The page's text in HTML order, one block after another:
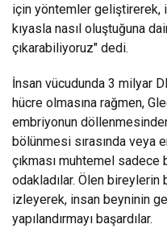
için yöntemler geliştirerek,
kıyasla nasıl oluştuğuna
çıkarabiliyoruz" dedi.
İnsan vücudunda 3 milyar
hücre olmasına rağmen,
embriyonun
bölünmesi sırasında veya
çıkması muhtemel
odakladılar. Ölen
izleyerek, insan beyninin
yapılandırmayı başardılar.